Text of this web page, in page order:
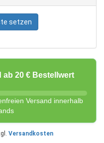
setzen
ab 20 € Bestellwert
Versand innerhalb
Versandkosten